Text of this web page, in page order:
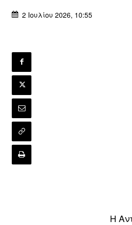
2 Ιουλίου 2026, 10:55
Η